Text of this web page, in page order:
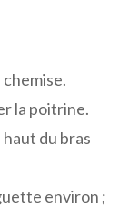
la poitrine.
du bras
environ ;